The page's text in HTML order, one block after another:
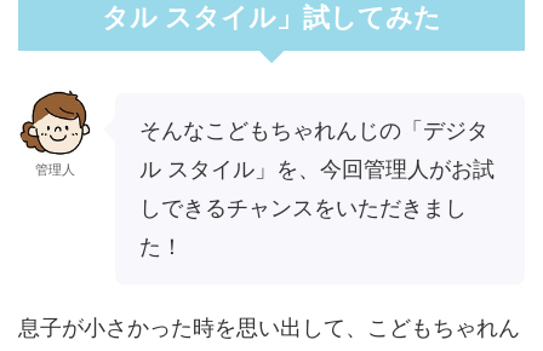
タル スタイル」試してみた
管理人
そんなこどもちゃれんじの「デジタ
ル スタイル」を、今回管理人がお試
しできるチャンスをいただきまし
た！
息子が小さかった時を思い出して、こどもちゃれん